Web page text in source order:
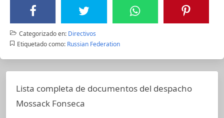
Categorizado en: Directivos
Etiquetado como: Russian Federation
Lista completa de documentos del despacho
Mossack Fonseca